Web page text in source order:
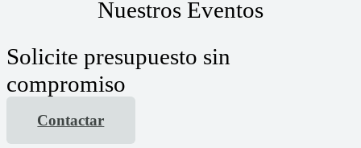
Nuestros Eventos
Solicite presupuesto sin
compromiso
Contactar